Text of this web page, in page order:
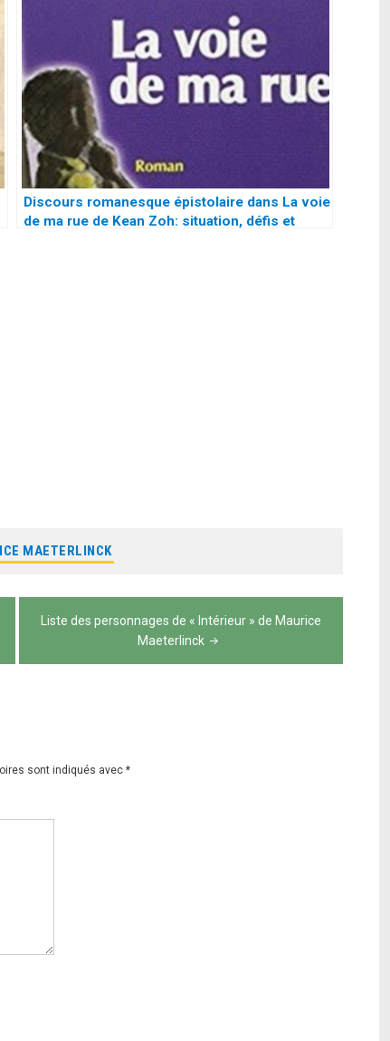
Discours romanesque épistolaire dans La voie
de ma rue de Kean Zoh: situation, défis et
MAETERLINCK
Liste des personnages de « Intérieur » de Maurice
Maeterlinck
sont indiqués avec *